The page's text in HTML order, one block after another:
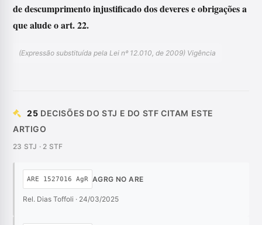
de descumprimento injustificado dos deveres e obrigações a
que alude o art. 22.
(Expressão substituída pela Lei nº 12.010, de 2009) Vigência
25 DECISÕES DO STJ E DO STF CITAM ESTE
ARTIGO
23 STJ · 2 STF
ARE 1527016 AgR AGRG NO ARE
Rel. Dias Toffoli · 24/03/2025